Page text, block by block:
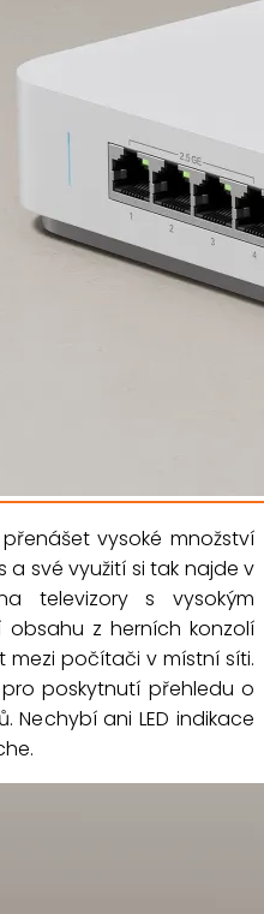
vysoké množství
a své využití si tak najde v
televizory s vysokým
obsahu z herních konzolí
počítači v místní síti.
poskytnutí přehledu o
Nechybí ani LED indikace